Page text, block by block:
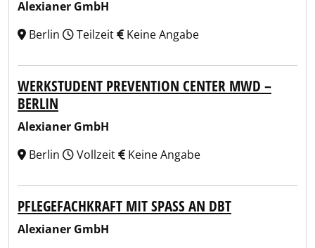
Alexianer GmbH
Berlin
Teilzeit Keine Angabe
WERKSTUDENT PREVENTION CENTER MWD –
BERLIN
Alexianer GmbH
Berlin
Vollzeit Keine Angabe
PFLEGEFACHKRAFT MIT SPASS AN DBT
Alexianer GmbH